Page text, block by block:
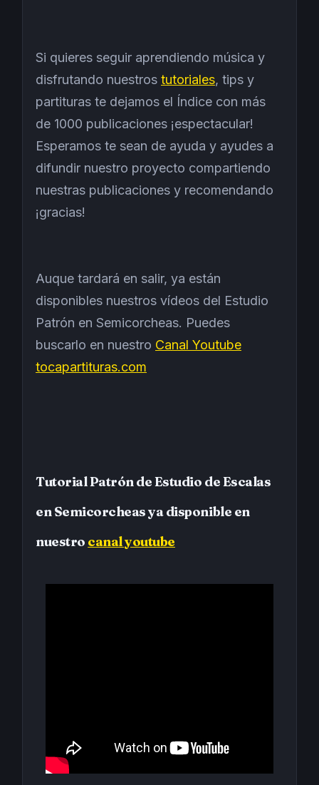
Si quieres seguir aprendiendo música y
disfrutando nuestros tutoriales, tips y
partituras te dejamos el Índice con más
de 1000 publicaciones ¡espectacular!
Esperamos te sean de ayuda y ayudes a
difundir nuestro proyecto compartiendo
nuestras publicaciones y recomendando
¡gracias!
Auque tardará en salir, ya están
disponibles nuestros vídeos del Estudio
Patrón en Semicorcheas. Puedes
buscarlo en nuestro Canal Youtube
tocapartituras.com
Tutorial Patrón de Estudio de Escalas
en Semicorcheas ya disponible en
nuestro canal youtube